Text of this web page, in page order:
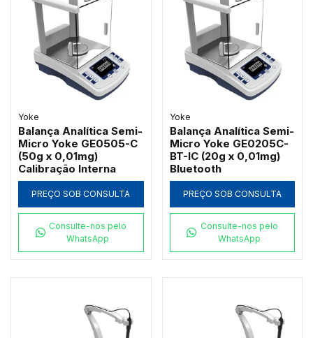
Yoke
Balança Analítica Semi-
Micro Yoke GE0505-C
(50g x 0,01mg)
Calibração Interna
PREÇO SOB CONSULTA
Consulte-nos pelo
WhatsApp
Yoke
Balança Analítica Semi-
Micro Yoke GE0205C-
BT-IC (20g x 0,01mg)
Bluetooth
PREÇO SOB CONSULTA
Consulte-nos pelo
WhatsApp